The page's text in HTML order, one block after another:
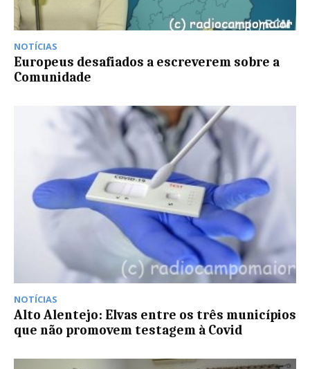
NOTÍCIAS
Europeus desafiados a escreverem sobre a
Comunidade
NOTÍCIAS
Alto Alentejo: Elvas entre os três municípios
que não promovem testagem à Covid